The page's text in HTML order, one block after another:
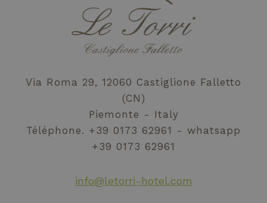
Via Roma 29, 12060 Castiglione Falletto
(CN)
Piemonte - Italy
Téléphone. +39 0173 62961
whatsapp
+39 0173 62961
info@letorri-hotel.com